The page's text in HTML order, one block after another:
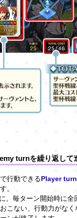
turnを繰り返して
行動できるPlayer turn
。
、毎ターン開始時に
こない、行動力がな